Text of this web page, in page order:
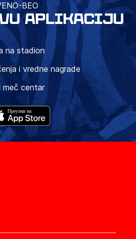
BEO
APLIKACIJU
na stadion
i vredne nagrade
meč centar